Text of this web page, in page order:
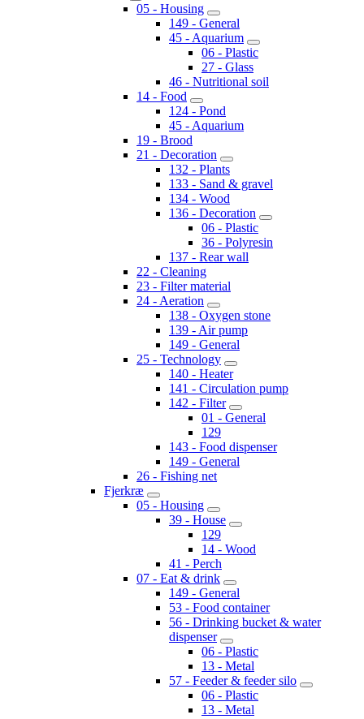
05 - Housing
149 - General
45 - Aquarium
06 - Plastic
27 - Glass
46 - Nutritional soil
14 - Food
124 - Pond
45 - Aquarium
19 - Brood
21 - Decoration
132 - Plants
133 - Sand & gravel
134 - Wood
136 - Decoration
06 - Plastic
36 - Polyresin
137 - Rear wall
22 - Cleaning
23 - Filter material
24 - Aeration
138 - Oxygen stone
139 - Air pump
149 - General
25 - Technology
140 - Heater
141 - Circulation pump
142 - Filter
01 - General
129
143 - Food dispenser
149 - General
26 - Fishing net
Fjerkræ
05 - Housing
39 - House
129
14 - Wood
41 - Perch
07 - Eat & drink
149 - General
53 - Food container
56 - Drinking bucket & water
dispenser
06 - Plastic
13 - Metal
57 - Feeder & feeder silo
06 - Plastic
13 - Metal